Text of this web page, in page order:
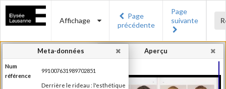
Affichage
Page
précédente
Page
suivante
Aperçu
Meta-données
Num
référence
991007631989702851
Derrière le rideau : l'esthétique